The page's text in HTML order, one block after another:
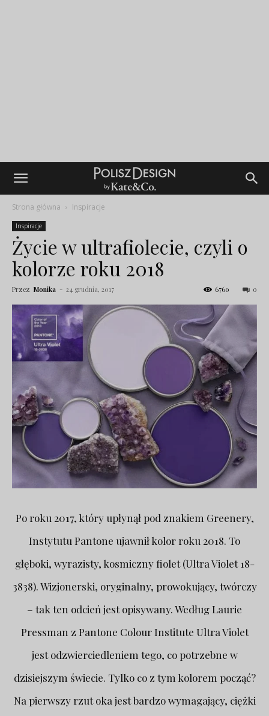
Strona główna Inspiracje
Inspiracje
Życie w ultrafiolecie, czyli o
kolorze roku 2018
Przez Monika - 24 grudnia, 2017 0
6760
Po roku 2017, który upłynął pod znakiem Greenery,
Instytutu Pantone ujawnił kolor roku 2018. To
głęboki, wyrazisty, kosmiczny fiolet (Ultra Violet 18-
3838). Wizjonerski, oryginalny, prowokujący, twórczy
– tak ten odcień jest opisywany. Według Laurie
Pressman z Pantone Colour Institute Ultra Violet
jest odzwierciedleniem tego, co potrzebne w
dzisiejszym świecie. Tylko co z tym kolorem począć?
Na pierwszy rzut oka jest bardzo wymagający, ciężki